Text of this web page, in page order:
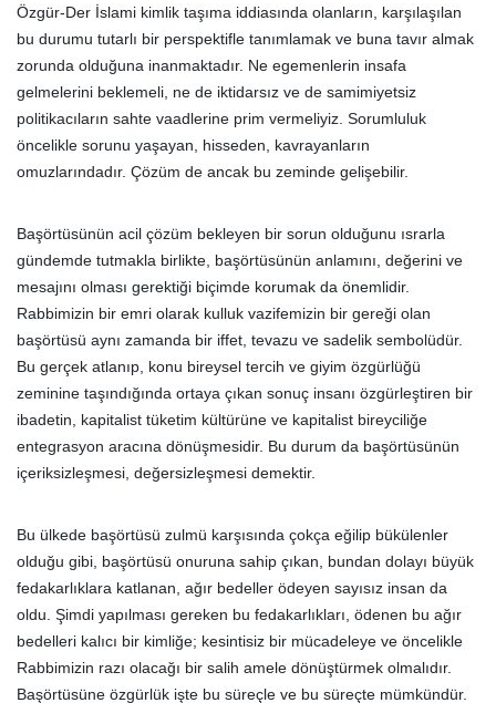
Özgür-Der İslami kimlik taşıma iddiasında olanların, karşılaşılan
bu durumu tutarlı bir perspektifle tanımlamak ve buna tavır almak
zorunda olduğuna inanmaktadır. Ne egemenlerin insafa
gelmelerini beklemeli, ne de iktidarsız ve de samimiyetsiz
politikacıların sahte vaadlerine prim vermeliyiz. Sorumluluk
öncelikle sorunu yaşayan, hisseden, kavrayanların
omuzlarındadır. Çözüm de ancak bu zeminde gelişebilir.
Başörtüsünün acil çözüm bekleyen bir sorun olduğunu ısrarla
gündemde tutmakla birlikte, başörtüsünün anlamını, değerini ve
mesajını olması gerektiği biçimde korumak da önemlidir.
Rabbimizin bir emri olarak kulluk vazifemizin bir gereği olan
başörtüsü aynı zamanda bir iffet, tevazu ve sadelik sembolüdür.
Bu gerçek atlanıp, konu bireysel tercih ve giyim özgürlüğü
zeminine taşındığında ortaya çıkan sonuç insanı özgürleştiren bir
ibadetin, kapitalist tüketim kültürüne ve kapitalist bireyciliğe
entegrasyon aracına dönüşmesidir. Bu durum da başörtüsünün
içeriksizleşmesi, değersizleşmesi demektir.
Bu ülkede başörtüsü zulmü karşısında çokça eğilip bükülenler
olduğu gibi, başörtüsü onuruna sahip çıkan, bundan dolayı büyük
fedakarlıklara katlanan, ağır bedeller ödeyen sayısız insan da
oldu. Şimdi yapılması gereken bu fedakarlıkları, ödenen bu ağır
bedelleri kalıcı bir kimliğe; kesintisiz bir mücadeleye ve öncelikle
Rabbimizin razı olacağı bir salih amele dönüştürmek olmalıdır.
Başörtüsüne özgürlük işte bu süreçle ve bu süreçte mümkündür.